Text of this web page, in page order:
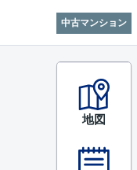
中古マンション
地図